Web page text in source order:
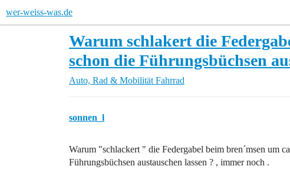
wer-weiss-was.de
Warum schlakert die
schon die Führungsbüchsen
Auto, Rad & Mobilität Fahrrad
sonnen_l
Warum "schlackert " die Federgabel beim bren´msen um
Führungsbüchsen austauschen lassen ? , immer noch .